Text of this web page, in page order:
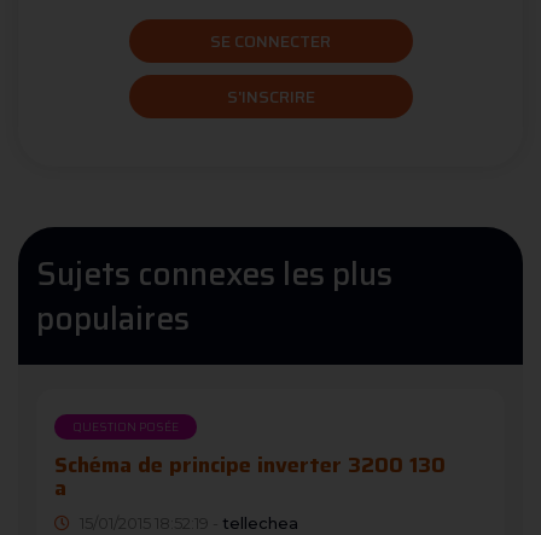
SE CONNECTER
S'INSCRIRE
Sujets connexes les plus
populaires
QUESTION POSÉE
Schéma de principe inverter 3200 130
a
15/01/2015 18:52:19 - tellechea